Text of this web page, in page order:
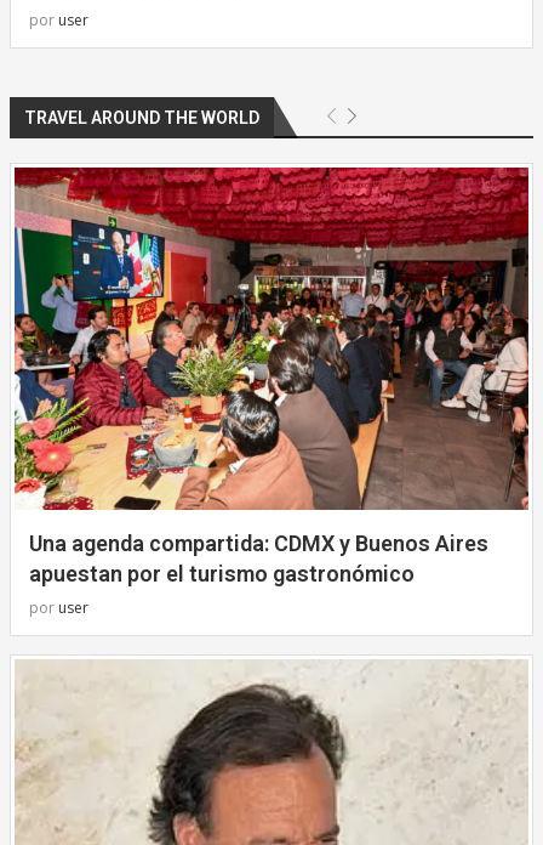
por user
TRAVEL AROUND THE WORLD
Una agenda compartida: CDMX y Buenos Aires
apuestan por el turismo gastronómico
por user